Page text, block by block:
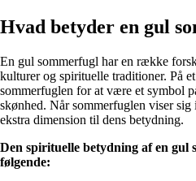
Hvad betyder en gul
En gul sommerfugl har en række
kulturer og spirituelle traditioner. På
sommerfuglen for at være et symbol
skønhed. Når sommerfuglen viser
ekstra dimension til dens betydning.
Den spirituelle betydning af en gul
følgende: